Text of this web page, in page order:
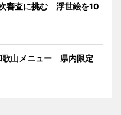
審査に挑む 浮世絵を10
歌山メニュー 県内限定